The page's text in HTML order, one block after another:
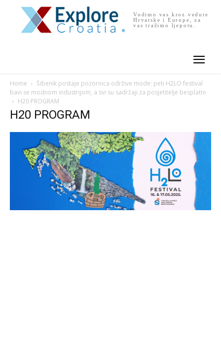
Vodimo vas kroz vedute
Hrvatske i Europe, za
vas tražimo ljepotu.
Home
Šibenik postaje pozornica održive mode: peti H2LO festival
bavi se modnom industrijom, a svi su sadržaji za posjetitelje besplatni
H20 PROGRAM
H20 PROGRAM